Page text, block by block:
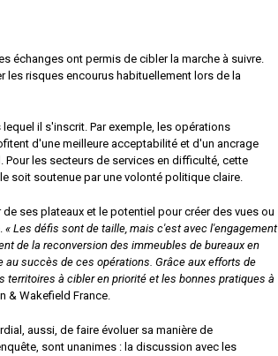
échanges ont permis de cibler la marche à suivre.
les risques encourus habituellement lors de la
il s'inscrit. Par exemple, les opérations
d'une meilleure acceptabilité et d'un ancrage
Pour les secteurs de services en difficulté, cette
soit soutenue par une volonté politique claire.
ses plateaux et le potentiel pour créer des vues ou
« Les défis sont de taille, mais c'est avec l'engagement
de la reconversion des immeubles de bureaux en
succès de ces opérations. Grâce aux efforts de
à cibler en priorité et les bonnes pratiques à
& Wakefield France.
aussi, de faire évoluer sa manière de
sont unanimes : la discussion avec les